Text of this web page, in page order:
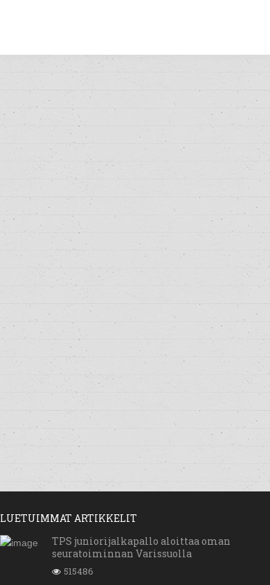
LUETUIMMAT ARTIKKELIT
TPS juniorijalkapallo aloittaa oman
seuratoiminnan Varissuolla
515486